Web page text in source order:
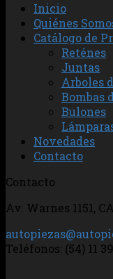
Inicio
Quiénes
Catálogo de
Reténes
Juntas
Arboles
Bombas
Bulones
Novedades
Contacto
Contacto
Av. Warnes 1151,
Teléfonos: (54) 11